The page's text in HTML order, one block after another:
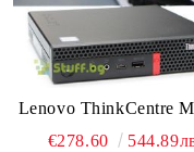
Lenovo ThinkCentre
€278.60